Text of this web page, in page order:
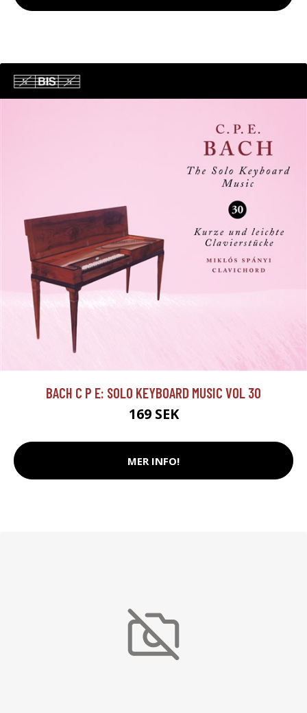
BACH C P E: SOLO KEYBOARD MUSIC VOL 30
169 SEK
MER INFO!